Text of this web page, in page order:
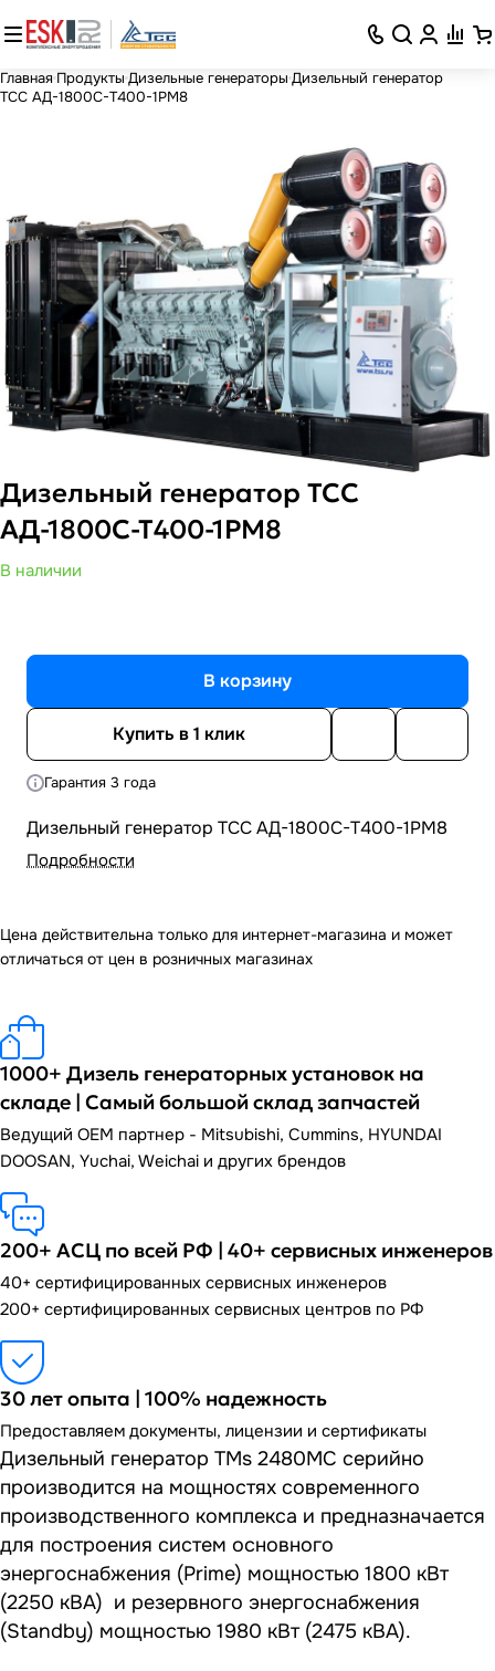
Главная Продукты Дизельные генераторы Дизельный генератор
ТСС АД-1800С-Т400-1РМ8
Дизельный генератор ТСС
АД-1800С-Т400-1РМ8
В наличии
В корзину
Купить в 1 клик
Гарантия 3 года
Дизельный генератор ТСС АД-1800С-Т400-1РМ8
Подробности
Цена действительна только для интернет-магазина и может
отличаться от цен в розничных магазинах
1000+ Дизель генераторных установок на
складе | Самый большой склад запчастей
Ведущий OEM партнер - Mitsubishi, Cummins, HYUNDAI
DOOSAN, Yuchai, Weichai и других брендов
200+ АСЦ по всей РФ | 40+ сервисных инженеров
40+ сертифицированных сервисных инженеров
200+ сертифицированных сервисных центров по РФ
30 лет опыта | 100% надежность
Предоставляем документы, лицензии и сертификаты
Дизельный генератор TMs 2480MC серийно
производится на мощностях современного
производственного комплекса и предназначается
для построения систем основного
энергоснабжения (Prime) мощностью 1800 кВт
(2250 кВА) и резервного энергоснабжения
(Standby) мощностью 1980 кВт (2475 кВА).